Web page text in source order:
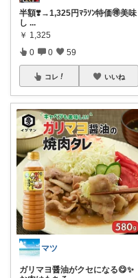
半額❣️→1,325円ﾏﾗｿﾝ特価🉐美味
し ...
￥ 1,325
0 0 59
コレ いいね
マツ
ガリマヨ醤油がクセになる😋✨